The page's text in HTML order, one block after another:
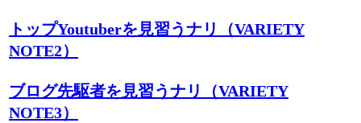
トップYoutuberを見習うナリ（VARIETY
NOTE2）
ブログ先駆者を見習うナリ（VARIETY
NOTE3）